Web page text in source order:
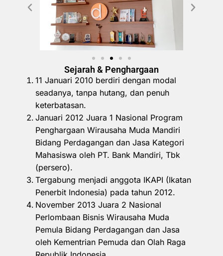
Sejarah & Penghargaan
11 Januari 2010 berdiri dengan modal
seadanya, tanpa hutang, dan penuh
keterbatasan.
Januari 2012 Juara 1 Nasional Program
Penghargaan Wirausaha Muda Mandiri
Bidang Perdagangan dan Jasa Kategori
Mahasiswa oleh PT. Bank Mandiri, Tbk
(persero).
Tergabung menjadi anggota IKAPI (Ikatan
Penerbit Indonesia) pada tahun 2012.
November 2013 Juara 2 Nasional
Perlombaan Bisnis Wirausaha Muda
Pemula Bidang Perdagangan dan Jasa
oleh Kementrian Pemuda dan Olah Raga